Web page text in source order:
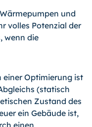
und
volles Potenzial der
wenn die
einer Optimierung ist
(statisch
Zustand des
ein Gebäude ist,